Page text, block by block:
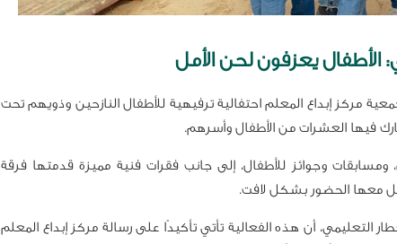
يعزفون لحن الأمل
مركز إبداع المعلم احتفالية ترفيهية للأطفال النازحين وذويهم تحت
فيها العشرات من الأطفال وأسرهم.
وجوائز للأطفال، إلى جانب فقرات فنية مميزة قدمتها فرقة
معها الحضور بشكل لافت.
التعليمي، أن هذه الفعالية تأتي تأكيدًا على رسالة مركز إبداع المعلم